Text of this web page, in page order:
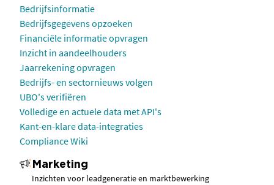
Bedrijfsinformatie
Bedrijfsgegevens opzoeken
Financiële informatie opvragen
Inzicht in aandeelhouders
Jaarrekening opvragen
Bedrijfs- en sectornieuws volgen
UBO's verifiëren
Volledige en actuele data met API's
Kant-en-klare data-integraties
Compliance Wiki
Marketing
Inzichten voor leadgeneratie en marktbewerking